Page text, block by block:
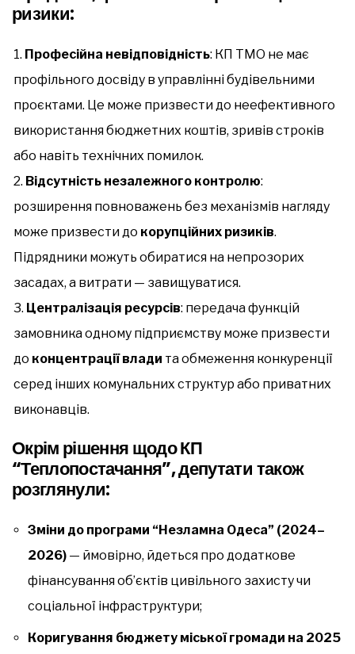
ризики:
Професійна невідповідність: КП ТМО не має
профільного досвіду в управлінні будівельними
проєктами. Це може призвести до неефективного
використання бюджетних коштів, зривів строків
або навіть технічних помилок.
Відсутність незалежного контролю:
розширення повноважень без механізмів нагляду
може призвести до корупційних ризиків.
Підрядники можуть обиратися на непрозорих
засадах, а витрати — завищуватися.
Централізація ресурсів: передача функцій
замовника одному підприємству може призвести
до концентрації влади та обмеження конкуренції
серед інших комунальних структур або приватних
виконавців.
Окрім рішення щодо КП
“Теплопостачання”, депутати також
розглянули:
Зміни до програми “Незламна Одеса” (2024–
2026) — ймовірно, йдеться про додаткове
фінансування об’єктів цивільного захисту чи
соціальної інфраструктури;
Коригування бюджету міської громади на 2025